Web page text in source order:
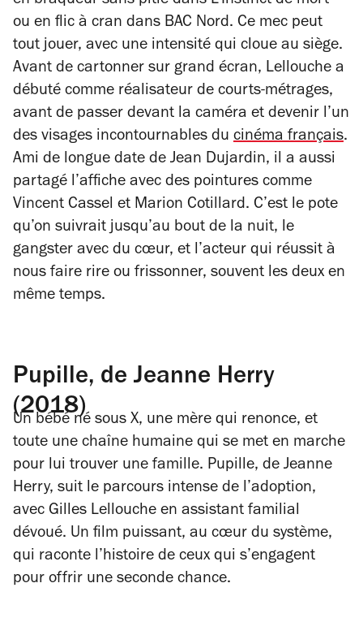
ou en flic à cran dans BAC Nord. Ce mec peut
tout jouer, avec une intensité qui cloue au siège.
Avant de cartonner sur grand écran, Lellouche a
débuté comme réalisateur de courts-métrages,
avant de passer devant la caméra et devenir l’un
des visages incontournables du cinéma français.
Ami de longue date de Jean Dujardin, il a aussi
partagé l’affiche avec des pointures comme
Vincent Cassel et Marion Cotillard. C’est le pote
qu’on suivrait jusqu’au bout de la nuit, le
gangster avec du cœur, et l’acteur qui réussit à
nous faire rire ou frissonner, souvent les deux en
même temps.
Pupille, de Jeanne Herry
(2018)
Un bébé né sous X, une mère qui renonce, et
toute une chaîne humaine qui se met en marche
pour lui trouver une famille. Pupille, de Jeanne
Herry, suit le parcours intense de l’adoption,
avec Gilles Lellouche en assistant familial
dévoué. Un film puissant, au cœur du système,
qui raconte l’histoire de ceux qui s’engagent
pour offrir une seconde chance.